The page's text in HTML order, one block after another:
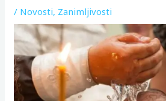
/ Novosti, Zanimljivosti